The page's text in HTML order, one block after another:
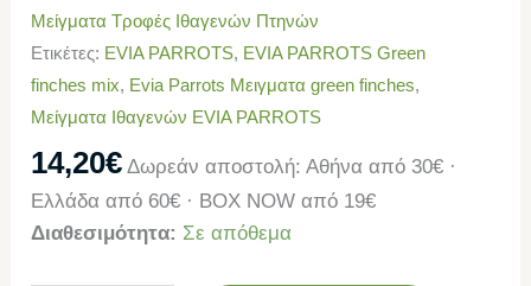
Μείγματα Τροφές Ιθαγενών Πτηνών
Ετικέτες: EVIA PARROTS, EVIA PARROTS Green
finches mix, Evia Parrots Μειγματα green finches,
Μείγματα Ιθαγενών EVIA PARROTS
14,20€ Δωρεάν αποστολή: Αθήνα από 30€ ·
Ελλάδα από 60€ · BOX NOW από 19€
Διαθεσιμότητα: Σε απόθεμα